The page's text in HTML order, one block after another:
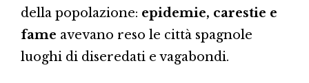
della popolazione: epidemie, carestie e
fame avevano reso le città spagnole
luoghi di diseredati e vagabondi.